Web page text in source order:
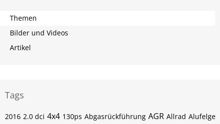
Themen
Bilder und Videos
Artikel
Tags
2016 2.0 dci 4x4 130ps Abgasrückführung AGR Allrad Alufelge